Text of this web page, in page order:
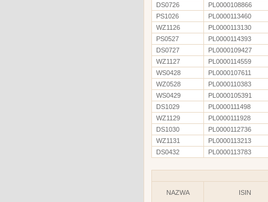
DS0726
PL0000108866
PS1026
PL0000113460
WZ1126
PL0000113130
PS0527
PL0000114393
DS0727
PL0000109427
WZ1127
PL0000114559
WS0428
PL0000107611
WZ0528
PL0000110383
WS0429
PL0000105391
DS1029
PL0000111498
WZ1129
PL0000111928
DS1030
PL0000112736
WZ1131
PL0000113213
DS0432
PL0000113783
NAZWA ISIN